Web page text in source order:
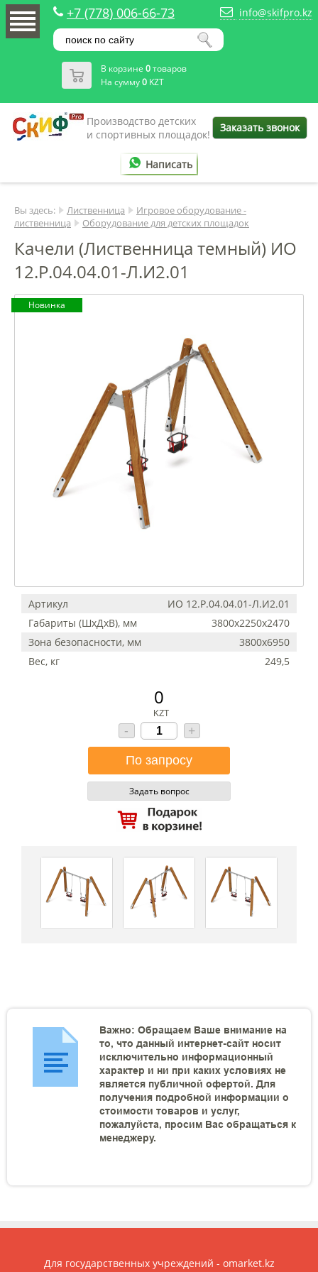
+7 (778) 006-66-73 info@skifpro.kz
В корзине 0товаров
На сумму0 KZT
Производство детских
и спортивных площадок!
Заказать звонок
Написать
Вы здесь: Лиственница
Игровое оборудование -
лиственница
Оборудование для детских площадок
Качели (Лиственница темный) ИО
12.Р.04.04.01-Л.И2.01
Новинка
Артикул
ИО 12.Р.04.04.01-Л.И2.01
Габариты (ШхДхВ), мм
3800х2250х2470
Зона безопасности, мм
3800х6950
Вес, кг
249,5
0
KZT
- +
Задать вопрос
Важно: Обращаем Ваше внимание на
то, что данный интернет-сайт носит
исключительно информационный
характер и ни при каких условиях не
является публичной офертой. Для
получения подробной информации о
стоимости товаров и услуг,
пожалуйста, просим Вас обращаться к
менеджеру.
Для государственных учреждений - omarket.kz